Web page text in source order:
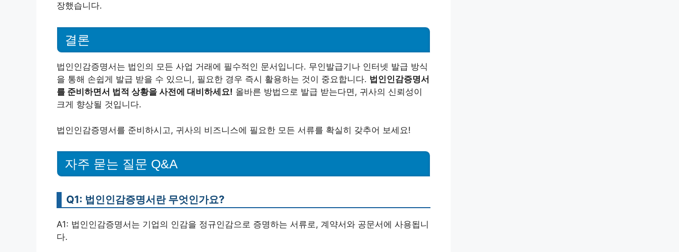
장했습니다.
결론
법인인감증명서는 법인의 모든 사업 거래에 필수적인 문서입니다. 무인발급기나 인터넷 발급 방식
을 통해 손쉽게 발급 받을 수 있으니, 필요한 경우 즉시 활용하는 것이 중요합니다. 법인인감증명서
를 준비하면서 법적 상황을 사전에 대비하세요! 올바른 방법으로 발급 받는다면, 귀사의 신뢰성이
크게 향상될 것입니다.
법인인감증명서를 준비하시고, 귀사의 비즈니스에 필요한 모든 서류를 확실히 갖추어 보세요!
자주 묻는 질문 Q&A
Q1: 법인인감증명서란 무엇인가요?
A1: 법인인감증명서는 기업의 인감을 정규인감으로 증명하는 서류로, 계약서와 공문서에 사용됩니
다.